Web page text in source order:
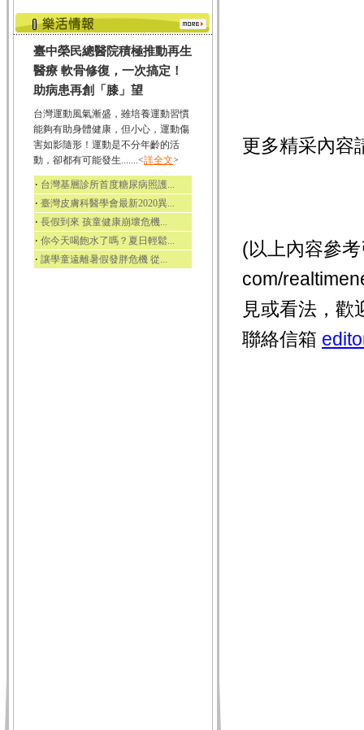
臺中榮民總醫院積極推動再生
醫療 軟骨修復，一次搞定！
助病患再創「膝」望
台灣運動風氣漸盛，雖培養運動習慣
能夠有助身體健康，但小心，運動傷
害如影隨形！運動是不分年齡的活
動，卻都有可能發生.......<詳全文>
‧ 台灣基層診所首度糖尿病照護...
‧ 臺灣皮膚科醫學會最新2020異...
‧ 長假到來 孩童健康崩壞危機...
‧ 你今天喝飽水了嗎？夏日輕鬆...
‧ 讓學童遠離暑假發胖危機 從...
更多精采內容
(以上內容參
com/
見或看法，歡
聯絡信箱